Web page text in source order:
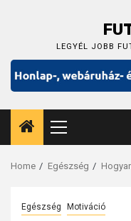
LEGYÉL JOBB
Primary
Menu
Home Egészség
Egészség Motiváció